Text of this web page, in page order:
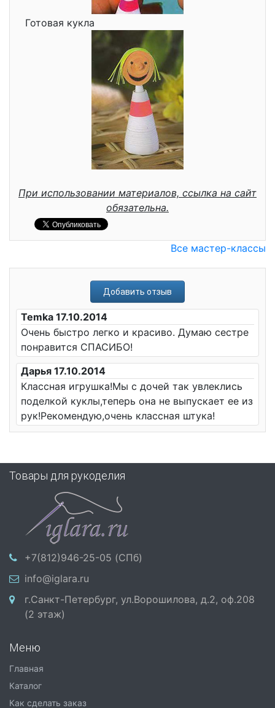
Готовая кукла
При использовании материалов, ссылка на сайт
обязательна.
Все мастер-классы
Добавить отзыв
Temka 17.10.2014
Очень быстро легко и красиво. Думаю сестре
понравится СПАСИБО!
Дарья 17.10.2014
Классная игрушка!Мы с дочей так увлеклись
поделкой куклы,теперь она не выпускает ее из
рук!Рекомендую,очень классная штука!
Товары для рукоделия
+7(812)946-25-05 (СПб)
info@iglara.ru
г.Санкт-Петербург, ул.Ворошилова, д.2, оф.208
(2 этаж)
Меню
Главная
Каталог
Как сделать заказ